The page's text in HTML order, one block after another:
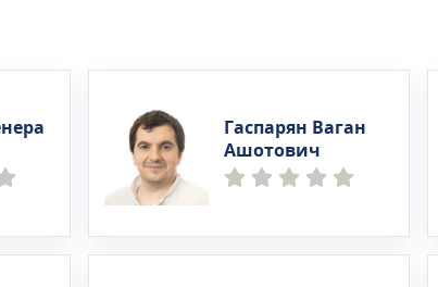
Гаспарян Ваган
Ашотович